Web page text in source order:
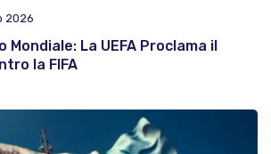
2026
Mondiale: La UEFA Proclama il
la FIFA